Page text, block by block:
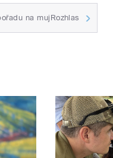
na mujRozhlas